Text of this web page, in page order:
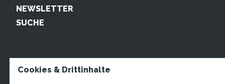
NEWSLETTER
SUCHE
Cookies & Drittinhalte